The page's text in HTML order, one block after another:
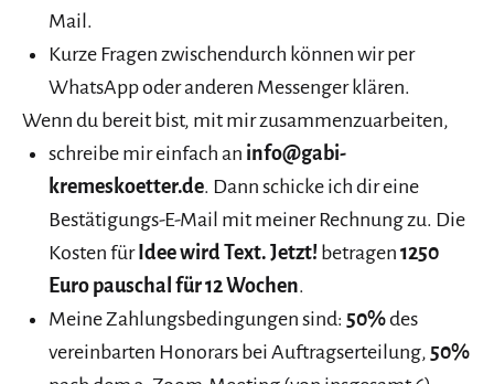
Mail.
Kurze Fragen zwischendurch können wir per
WhatsApp oder anderen Messenger klären.
Wenn du bereit bist, mit mir zusammenzuarbeiten,
schreibe mir einfach an info@gabi-
kremeskoetter.de. Dann schicke ich dir eine
Bestätigungs-E-Mail mit meiner Rechnung zu. Die
Kosten fürIdee wird Text. Jetzt! betragen 1250
Euro pauschal für 12 Wochen.
Meine Zahlungsbedingungen sind: 50%des
vereinbarten Honorars bei Auftragserteilung, 50%